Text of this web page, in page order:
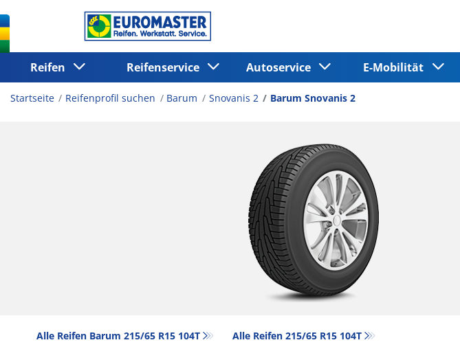
Reifen Reifenservice Autoservice E-Mobilität
Startseite Reifenprofil suchen Barum Snovanis 2 Barum Snovanis 2
Alle Reifen Barum 215/65 R15 104T Alle Reifen‎ 215/65 R15 104T